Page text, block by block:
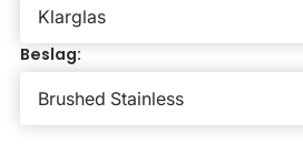
Beslag: